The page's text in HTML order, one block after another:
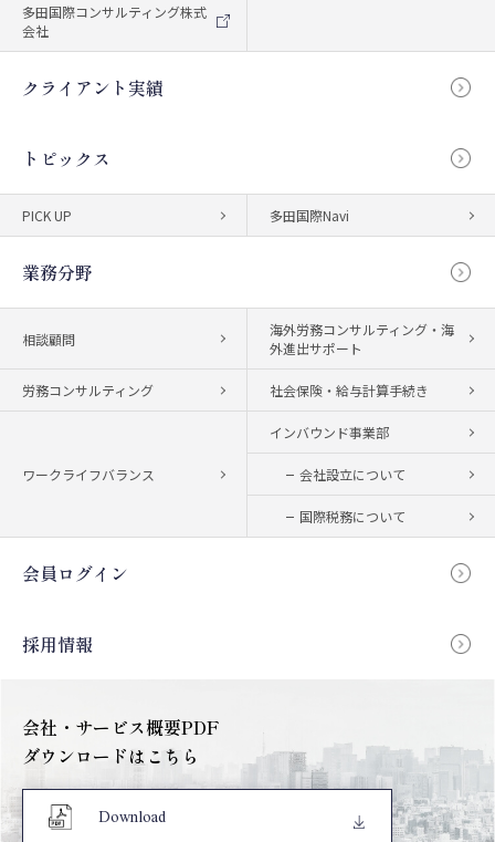
多田国際コンサルティング株式
会社
クライアント実績
トピックス
PICK UP 多田国際Navi
業務分野
相談顧問
海外労務コンサルティング・海
外進出サポート
労務コンサルティング 社会保険・給与計算手続き
ワークライフバランス
インバウンド事業部
会社設立について
国際税務について
会員ログイン
採用情報
会社・サービス概要PDF
ダウンロードはこちら
Download